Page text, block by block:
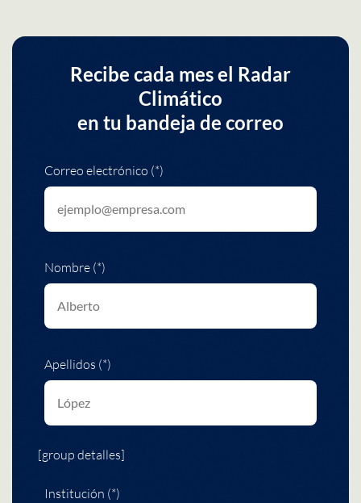
Recibe cada mes el Radar
Climático
en tu bandeja de correo
Correo electrónico (*)
Nombre (*)
Apellidos (*)
[group detalles]
Institución (*)